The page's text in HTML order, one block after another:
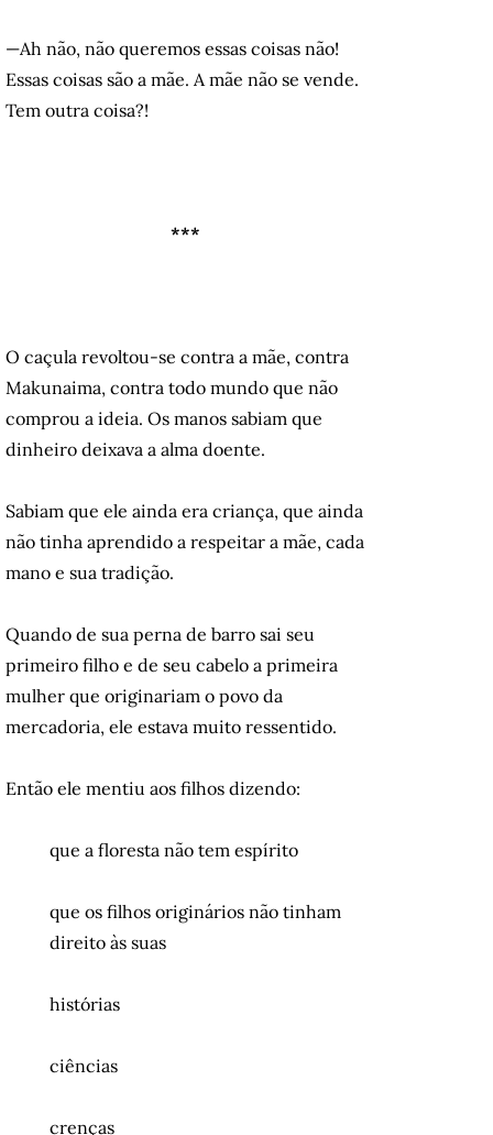
—Ah não, não queremos essas coisas não!
Essas coisas são a mãe. A mãe não se vende.
Tem outra coisa?!
***
O caçula revoltou-se contra a mãe, contra
Makunaima, contra todo mundo que não
comprou a ideia. Os manos sabiam que
dinheiro deixava a alma doente.
Sabiam que ele ainda era criança, que ainda
não tinha aprendido a respeitar a mãe, cada
mano e sua tradição.
Quando de sua perna de barro sai seu
primeiro filho e de seu cabelo a primeira
mulher que originariam o povo da
mercadoria, ele estava muito ressentido.
Então ele mentiu aos filhos dizendo:
que a floresta não tem espírito
que os filhos originários não tinham
direito às suas
histórias
ciências
crenças